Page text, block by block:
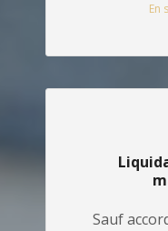
En
Sauf